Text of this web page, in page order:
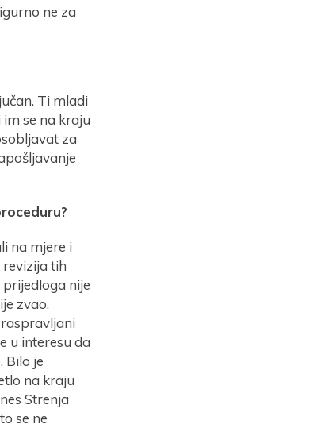
ne za
Ti mladi
se na kraju
za
na mjere i
tih
nije
zvao.
u interesu da
Bilo je
na kraju
Strenja
se ne